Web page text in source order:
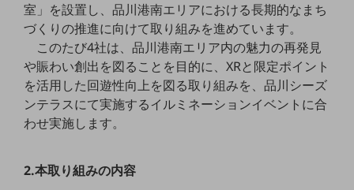
コミュニケーション・情報共有
マーケティング
業務効率化
災害対策
職場環境整備
室」を設置し、品川港南エリアにおける長期的なまち
づくりの推進に向けて取り組みを進めています。
このたび4社は、品川港南エリア内の魅力の再発見
や賑わい創出を図ることを目的に、XRと限定ポイント
を活用した回遊性向上を図る取り組みを、品川シーズ
ンテラスにて実施するイルミネーションイベントに合
わせ実施します。
2.本取り組みの内容